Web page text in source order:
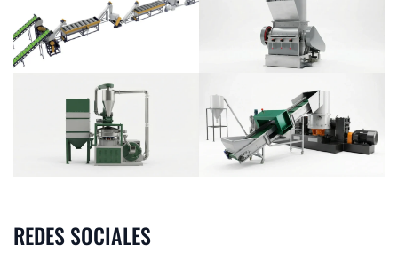
REDES SOCIALES